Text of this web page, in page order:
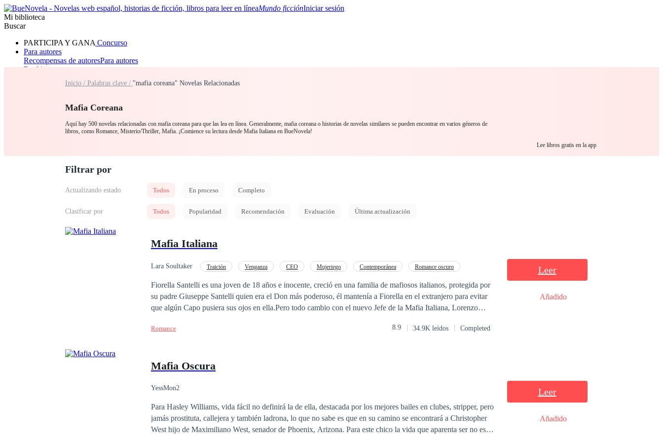
Mundo ficciónIniciar sesión
Mi biblioteca
Buscar
PARTICIPA Y GANA Concurso
Para autores
Recompensas de autoresPara autores
Ranking
RomanceHombre loboMafia
Inicio / Palabras clave / "mafia coreana" Novelas Relacionadas
Mafia Coreana
Aquí hay 500 novelas relacionadas con mafia coreana para que las lea en línea. Generalmente, mafia coreana o historias de novelas similares se pueden encontrar en varios géneros de
libros, como Romance, Misterio/Thriller, Mafia. ¡Comience su lectura desde Mafia Italiana en BueNovela!
Lee libros gratis en la app
Filtrar por
Actualizando estado Todos En proceso Completo
Clasificar por Todos Popularidad Recomendación Evaluación Última actualización
Mafia Italiana
Lara Soultaker Traición Venganza CEO Mujeriego Contemporánea
Romance oscuro
Fiorella Santelli es una joven de 18 años e inocente, creció en una familia de mafiosos italianos, protegida por
su padre Giuseppe Santelli quien era el Don más poderoso, él mantenía a Fiorella en el extranjero para evitar
que algún Capo pusiera sus ojos en ella.Pero todo cambio con el nuevo Jefe de la Mafia Italiana, Lorenzo
mujeriego y no hay mujer que se le resista. Cuando conoce a Fiorella por primera vez queda obsesionado con
Romance 8.9 34.9K leídos Completed
Leer
Añadido
Mafia Oscura
YessMon2
Para Hasley Williams, vida fácil no definirá la de ella, destacada por los mejores bailes en clubes, stripper, pero
jamás prostituta, callejera y también ladrona, lo que no sabe es que en su camino se encontrará a Christopher
West hijo de Maximiliano West, senador de Phoenix, Arizona. Para este chico la vida que aparenta ser no es
Leer
Añadido